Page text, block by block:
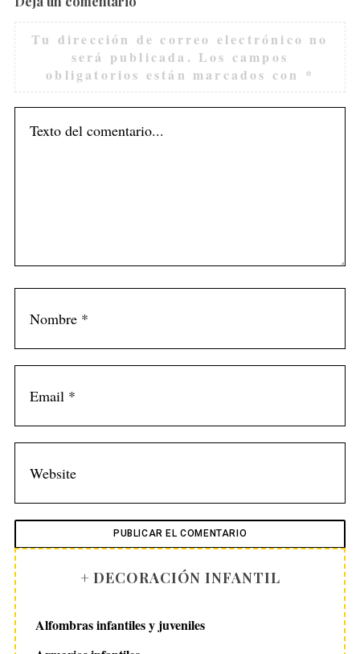
Tu dirección de correo electrónico no
será publicada. Los campos
obligatorios están marcados con *
+ DECORACIÓN INFANTIL
Alfombras infantiles y juveniles